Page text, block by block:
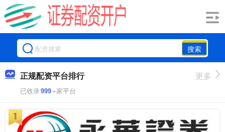
搜索
正规配资平台排行
已收录999+家平台
更多